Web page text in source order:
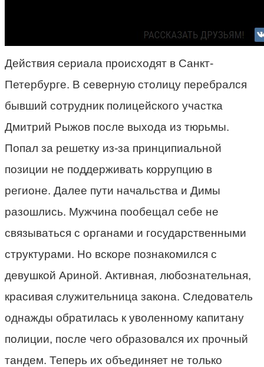
Действия сериала происходят в Санкт-
Петербурге. В северную столицу перебрался
бывший сотрудник полицейского участка
Дмитрий Рыжов после выхода из тюрьмы.
Попал за решетку из-за принципиальной
позиции не поддерживать коррупцию в
регионе. Далее пути начальства и Димы
разошлись. Мужчина пообещал себе не
связываться с органами и государственными
структурами. Но вскоре познакомился с
девушкой Ариной. Активная, любознательная,
красивая служительница закона. Следователь
однажды обратилась к уволенному капитану
полиции, после чего образовался их прочный
тандем. Теперь их объединяет не только